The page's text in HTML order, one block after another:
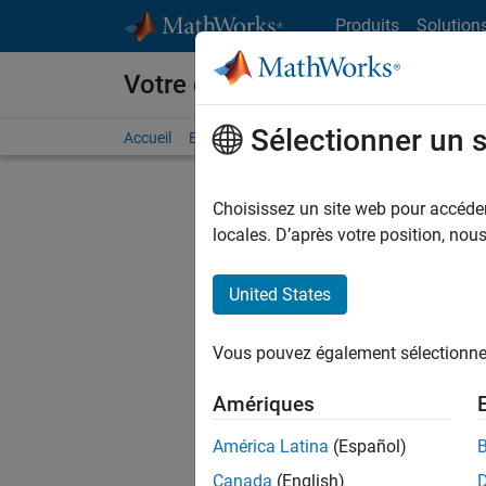
Produits
Votre carrière chez MathWorks
Accueil Explorer nos opportunités Adresses de
d'offre
Les
Sélectionner un
Choisissez un site web pour
locales. D’après votre position,
United States
Vous pouvez également
Amériques
América Latina (Español)
Canada (English)